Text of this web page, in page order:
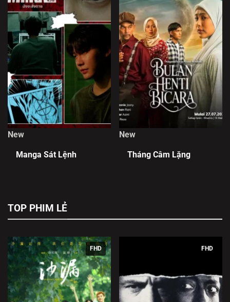
New
Manga Sát Lệnh
New
Tháng Câm Lặng
TOP PHIM LẺ
FHD FHD